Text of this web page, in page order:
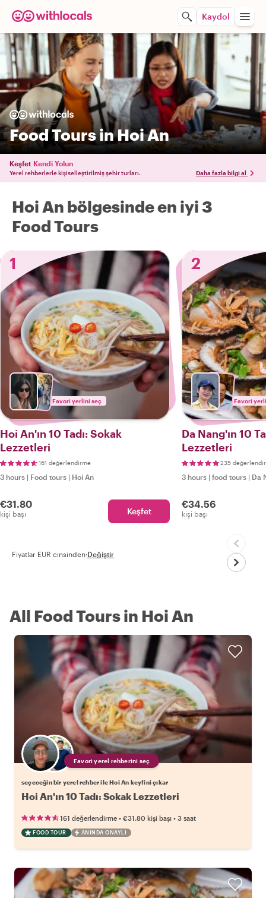
Kaydol
Food Tours in Hoi An
Keşfet Kendi Yolun
Yerel rehberlerle kişiselleştirilmiş şehir turları. Daha fazla bilgi al
Hoi An bölgesinde en iyi 3
Food Tours
1
Favori yerlini seç
Hoi An'ın 10 Tadı: Sokak
Lezzetleri
161 değerlendirme
3 hours | Food tours | Hoi An
€31.80
kişi başı Keşfet
2
Favori
Da Nang'ın 10
Lezzetleri
235
3 hours | food tours | Da
€34.56
kişi başı
Fiyatlar EUR cinsinden·Değiştir
All Food Tours in Hoi An
Favori yerel rehberini seç
seçeceğin bir yerel rehber ile Hoi An keyfini çıkar
Hoi An'ın 10 Tadı: Sokak Lezzetleri
161 değerlendirme • €31.80 kişi başı • 3 saat
FOOD TOUR ANINDA ONAYLI